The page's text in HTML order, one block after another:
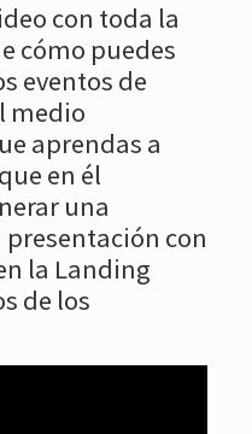
con toda la
cómo puedes
eventos de
medio
aprendas a
en él
una
con
la Landing
de los